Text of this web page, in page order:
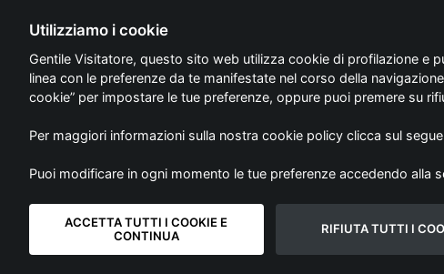
Italian Exhibition Group Spa
Via dell'Oreficeria 16
tel + 39 0 444 969111
mailinfo@vicenzaconventioncentre.it
Utilizziamo i cookie
Gentile Visitatore, questo sito web utilizza cookie di profilazione e
linea con le preferenze da te manifestate nel corso della
cookie” per impostare le tue preferenze, oppure puoi premere su
Per maggiori informazioni sulla nostra cookie policy clicca sul
Puoi modificare in ogni momento le tue preferenze accedendo alla
ACCETTA TUTTI I COOKIE E
CONTINUA
RIFIUTA TUTTI I